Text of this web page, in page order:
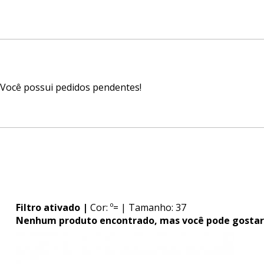
Você possui pedidos pendentes!
Filtro ativado | Cor: º= | Tamanho: 37
Nenhum produto encontrado, mas você pode